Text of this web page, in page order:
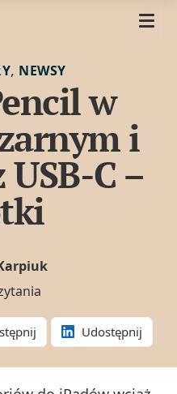
, NEWSY
w
i
C –
Udostępnij